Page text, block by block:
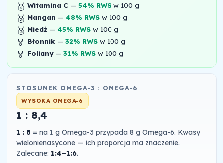
🥇 Witamina C — 54% RWSw 100 g
🥈 Mangan — 48% RWSw 100 g
🥉 Miedź— 45% RWSw 100 g
🏅 Błonnik— 32% RWSw 100 g
🏅 Foliany— 31% RWSw 100 g
STOSUNEK OMEGA-3 : OMEGA-6
WYSOKA OMEGA-6
1 : 8,4
1 : 8 = na 1 g Omega-3 przypada 8 g Omega-6. Kwasy
wielonienasycone — ich proporcja ma znaczenie.
Zalecane: 1:4–1:6.